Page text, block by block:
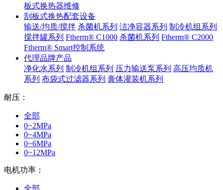
板式换热器维修
刮板式换热配套设备
输送/均质/搅拌 杀菌机系列 洁净容器系列 制冷机组系列
搅拌罐系列 Ftherm® C1000 杀菌机系列 Ftherm® C2000
Ftherm® Smart控制系统
代理品牌产品
净化水系列 制冷机组系列 压力输送泵系列 高压均质机
系列 布袋式过滤器系列 膏体灌装机系列
耐压：
全部
0~2MPa
0~4MPa
0~6MPa
0~12MPa
电机功率：
全部